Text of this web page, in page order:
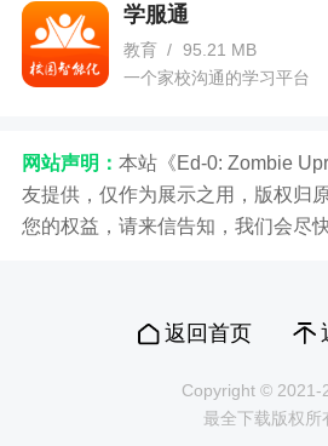
学服通
教育 / 95.21 MB
一个家校沟通的学习平台
网站声明： 本站《Ed-0: Zombie
友提供，仅作为展示之用，版权归
您的权益，请来信告知，我们会尽快
返回首页
Copyright © 2021-
最全下载版权所